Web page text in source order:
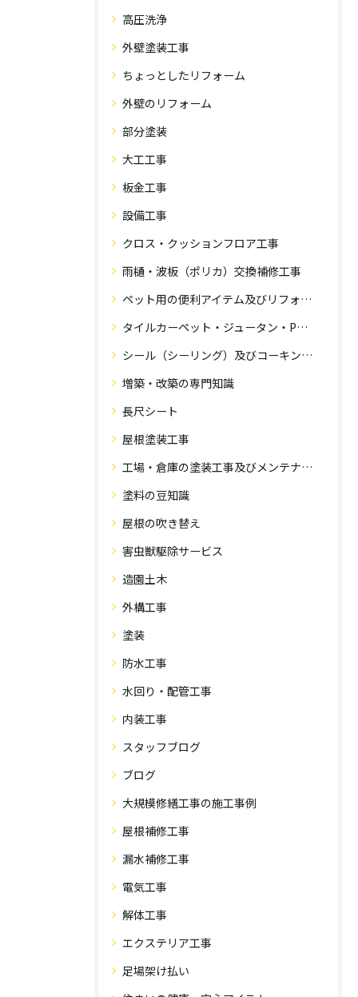
高圧洗浄
外壁塗装工事
ちょっとしたリフォーム
外壁のリフォーム
部分塗装
大工工事
板金工事
設備工事
クロス・クッションフロア工事
雨樋・波板（ポリカ）交換補修工事
ペット用の便利アイテム及びリフォーム工事
タイルカーペット・ジュータン・Pタイル・床・フローリング工事
シール（シーリング）及びコーキング工事の専門知識
増築・改築の専門知識
長尺シート
屋根塗装工事
工場・倉庫の塗装工事及びメンテナンス
塗料の豆知識
屋根の吹き替え
害虫獣駆除サービス
造園土木
外構工事
塗装
防水工事
水回り・配管工事
内装工事
スタッフブログ
ブログ
大規模修繕工事の施工事例
屋根補修工事
漏水補修工事
電気工事
解体工事
エクステリア工事
足場架け払い